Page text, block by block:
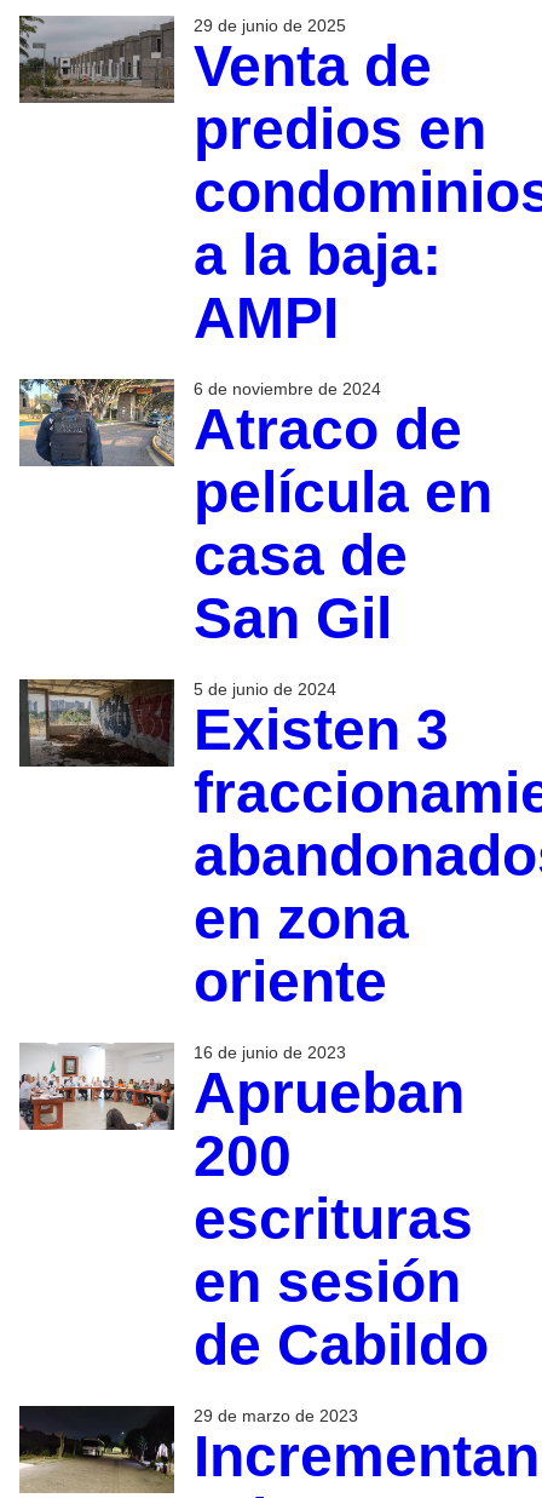
29 de junio de 2025
Venta de
predios en
a la baja:
AMPI
6 de noviembre de 2024
Atraco de
película en
casa de
San Gil
5 de junio de 2024
Existen 3
en zona
oriente
16 de junio de 2023
Aprueban
200
escrituras
en sesión
de Cabildo
29 de marzo de 2023
Incrementan